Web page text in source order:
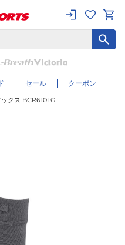
セール クーポン
クス BCR610LG